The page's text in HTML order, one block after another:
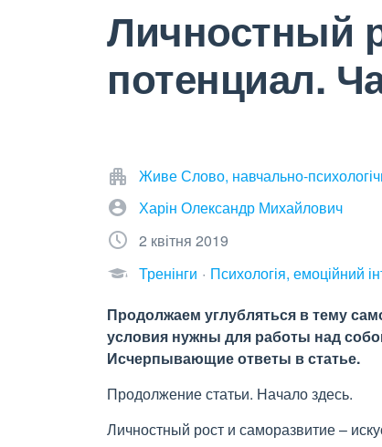
Личностный
потенциал.
Живе Слово, навчально-
Харін Олександр Михайлович
2 квітня 2019
Тренінги
Психологія, емоційний
Продолжаем углубляться в тему
условия нужны для работы над
Исчерпывающие ответы в статье.
Продолжение статьи. Начало здесь.
Личностный рост и саморазвитие –